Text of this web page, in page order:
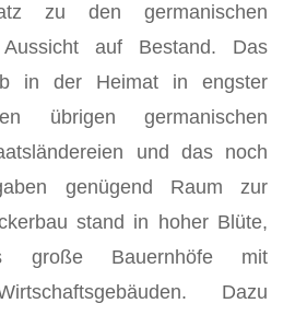
zu den germanischen
Aussicht auf Bestand. Das
in der Heimat in engster
übrigen germanischen
und das noch
genügend Raum zur
stand in hoher Blüte,
große Bauernhöfe mit
Dazu